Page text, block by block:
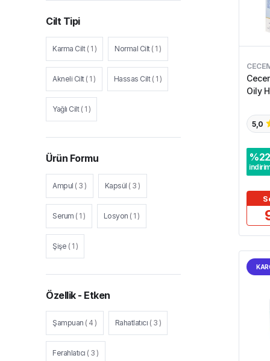
Cilt Tipi
Karma Cilt ( 1 ) Normal Cilt ( 1 )
Akneli Cilt ( 1 ) Hassas Cilt ( 1 )
Yağlı Cilt ( 1 )
Ürün Formu
Ampul ( 3 ) Kapsül ( 3 )
Serum ( 1 ) Losyon ( 1 )
Şişe ( 1 )
Özellik - Etken
Şampuan ( 4 ) Rahatlatıcı ( 3 )
Ferahlatıcı ( 3 )
Oily
5,0
%22